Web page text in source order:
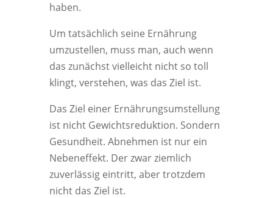
haben.
Um tatsächlich seine Ernährung
umzustellen, muss man, auch wenn
das zunächst vielleicht nicht so toll
klingt, verstehen, was das Ziel ist.
Das Ziel einer Ernährungsumstellung
ist nicht Gewichtsreduktion. Sondern
Gesundheit. Abnehmen ist nur ein
Nebeneffekt. Der zwar ziemlich
zuverlässig eintritt, aber trotzdem
nicht das Ziel ist.